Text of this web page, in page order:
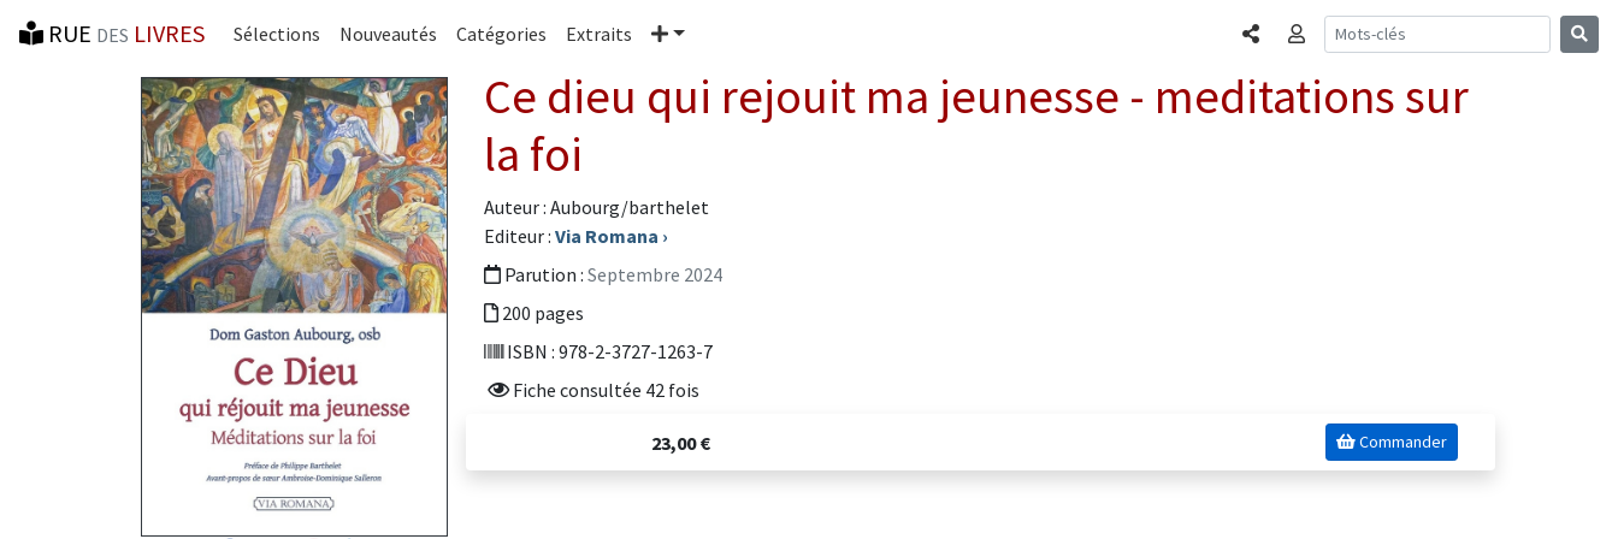
RUE DES LIVRES Sélections Nouveautés Catégories Extraits Plus PartagerConnexion
Ce dieu qui rejouit ma jeunesse - meditations sur
la foi
Auteur : Aubourg/barthelet
Editeur : Via Romana ›
Parution : Septembre 2024
200 pages
ISBN : 978-2-3727-1263-7
Fiche consultée 42 fois
23,00 € Commander